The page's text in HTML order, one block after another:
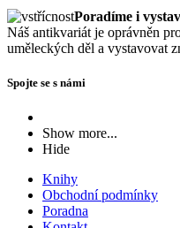
Poradíme i
Náš antikvariát je oprávněn
uměleckých děl a vystavovat
Spojte se s námi
Show more...
Hide
Knihy
Obchodní podmínky
Poradna